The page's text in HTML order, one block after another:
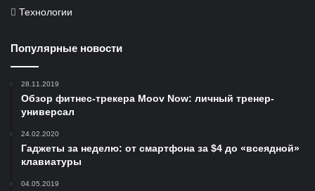
Технологии
Популярные новости
28.11.2019
Обзор фитнес-трекера Moov Now: личный тренер-
универсал
24.02.2020
Гаджеты за неделю: от смартфона за $4 до «всеядной»
клавиатуры
04.05.2019